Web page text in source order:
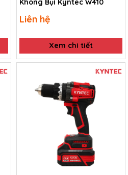
Không Bụi Kyntec W410
Liên hệ
Xem chi tiết